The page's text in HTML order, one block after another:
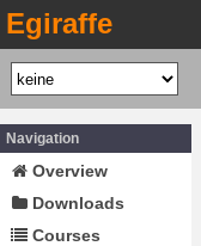
Egiraffe
Navigation
Overview
Downloads
Courses